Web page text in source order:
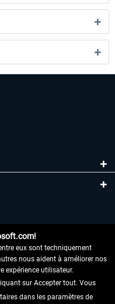
eux sont techniquement
nous aident à améliorer nos
expérience utilisateur.
sur Accepter tout. Vous
dans les paramètres de